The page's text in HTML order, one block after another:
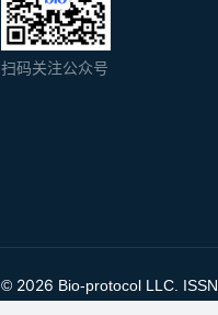
扫码关注公众号
© 2026 Bio-protocol LLC.